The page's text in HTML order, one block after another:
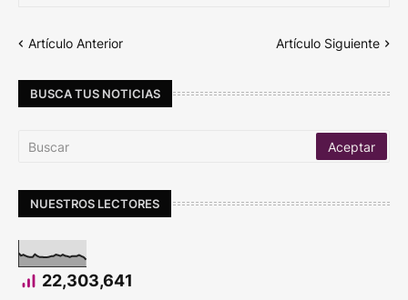
Artículo Anterior Artículo Siguiente
BUSCA TUS NOTICIAS
NUESTROS LECTORES
22,303,641